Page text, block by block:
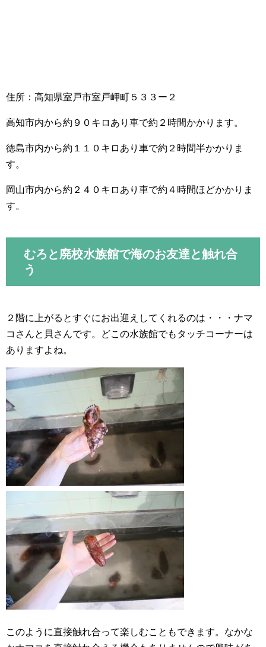
住所：高知県室戸市室戸岬町５３３ー２
高知市内から約９０キロあり車で約２時間かかります。
徳島市内から約１１０キロあり車で約２時間半かかりま
す。
岡山市内から約２４０キロあり車で約４時間ほどかかりま
す。
むろと廃校水族館で海のお友達と触れ合
う
２階に上がるとすぐにお出迎えしてくれるのは・・・ナマ
コさんと貝さんです。どこの水族館でもタッチコーナーは
ありますよね。
このように直接触れ合って楽しむこともできます。なかな